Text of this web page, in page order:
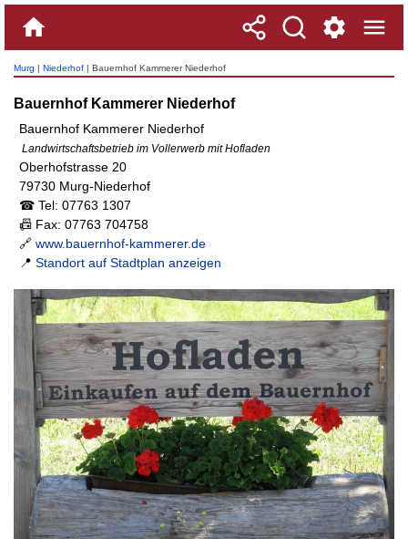
Murg | Niederhof | Bauernhof Kammerer Niederhof
Bauernhof Kammerer Niederhof
Bauernhof Kammerer Niederhof
Landwirtschaftsbetrieb im Vollerwerb mit Hofladen
Oberhofstrasse 20
79730 Murg-Niederhof
☎ Tel: 07763 1307
📠 Fax: 07763 704758
🔗 www.bauernhof-kammerer.de
📍 Standort auf Stadtplan anzeigen